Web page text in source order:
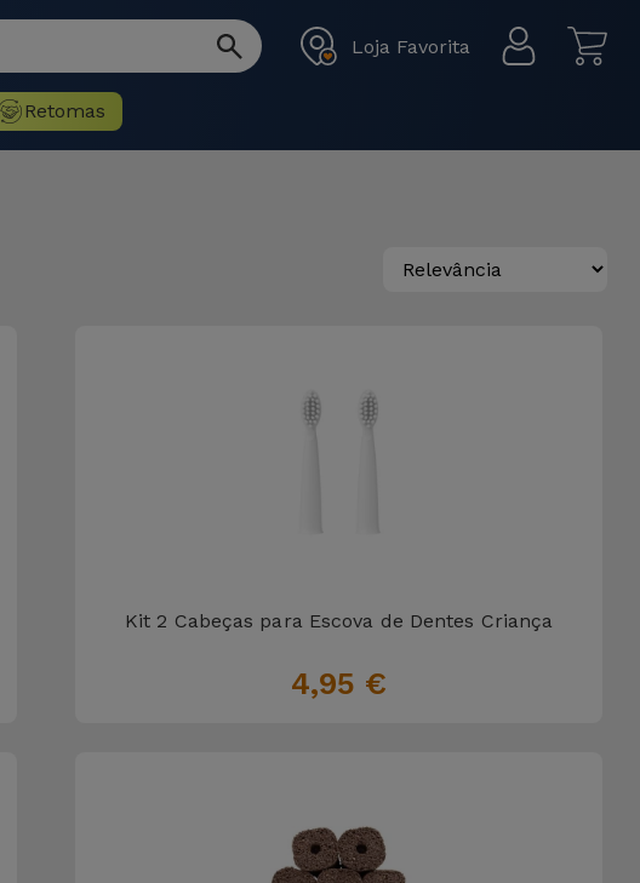
Loja Favorita
Retomas
Kit 2 Cabeças para Escova de Dentes Criança
4,95 €